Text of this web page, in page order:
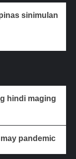
sinimulan
hindi maging
pandemic